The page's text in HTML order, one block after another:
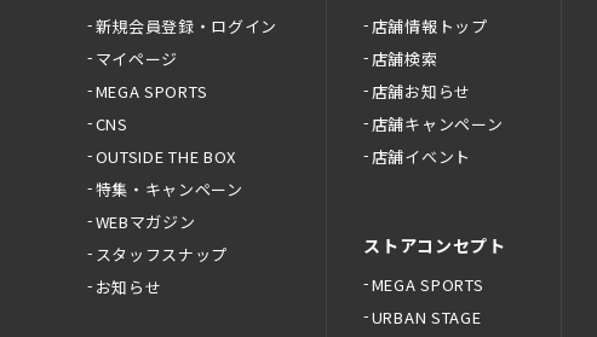
新規会員登録・ログイン
マイページ
MEGA SPORTS
CNS
OUTSIDE THE BOX
特集・キャンペーン
WEBマガジン
スタッフスナップ
お知らせ
店舗情報トップ
店舗検索
店舗お知らせ
店舗キャンペーン
店舗イベント
ストアコンセプト
MEGA SPORTS
URBAN STAGE